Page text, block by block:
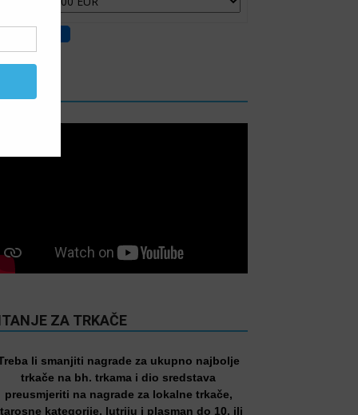
ZA TRKAČE
li smanjiti nagrade za ukupno najbolje
trkače na bh. trkama i dio sredstava
preusmjeriti na nagrade za lokalne trkače,
kategorije, lutriju i plasman do 10. ili